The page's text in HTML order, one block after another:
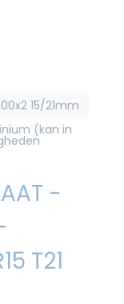
15/21mm
(kan in
-
T21